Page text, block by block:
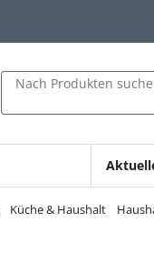
Nach Produkten
Küche & Haushalt